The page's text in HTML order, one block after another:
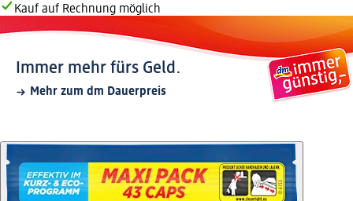
Kauf auf Rechnung möglich
Immer mehr fürs Geld.
Mehr zum dm Dauerpreis